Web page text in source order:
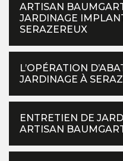
ARTISAN
JARDINAGE
SERAZEREUX
L’OPÉRATION
JARDINAGE À
ENTRETIEN DE
ARTISAN